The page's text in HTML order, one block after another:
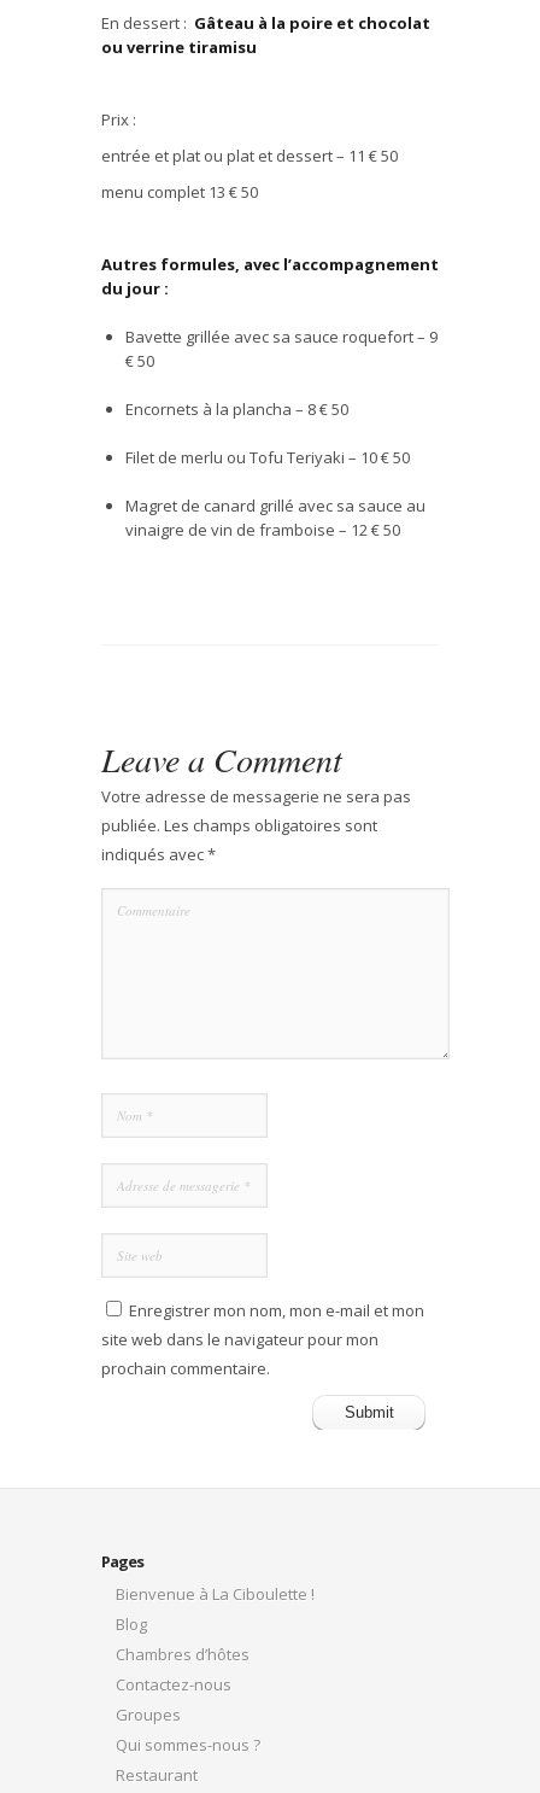
En dessert : Gâteau à la poire et chocolat
ou verrine tiramisu
Prix :
entrée et plat ou plat et dessert – 11 €50
menu complet 13 €50
Autres formules, avec l’accompagnement
du jour :
Bavette grillée avec sa sauce roquefort – 9
€50
Encornets à la plancha – 8€ 50
Filet de merlu ou Tofu Teriyaki – 10€ 50
Magret de canard grillé avec sa sauce au
vinaigre de vin de framboise – 12€ 50
Leave a Comment
Votre adresse de messagerie ne sera pas
publiée. Les champs obligatoires sont
indiqués avec*
Enregistrer mon nom, mon e-mail et mon
site web dans le navigateur pour mon
prochain commentaire.
Pages
Bienvenue à La Ciboulette !
Blog
Chambres d’hôtes
Contactez-nous
Groupes
Qui sommes-nous ?
Restaurant